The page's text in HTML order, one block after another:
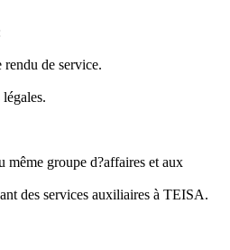
de service.
groupe d?affaires et aux
des services auxiliaires à TEISA.